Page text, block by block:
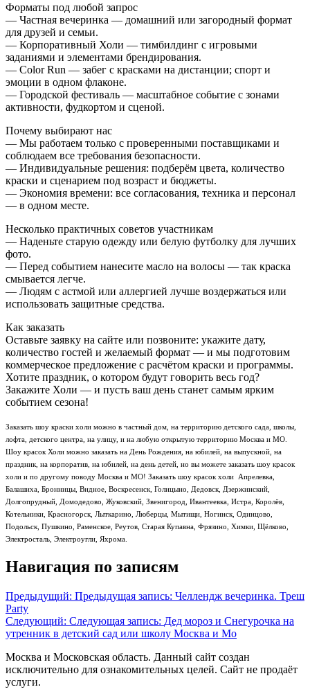
Форматы под любой запрос
— Частная вечеринка — домашний или загородный формат
для друзей и семьи.
— Корпоративный Холи — тимбилдинг с игровыми
заданиями и элементами брендирования.
— Color Run — забег с красками на дистанции; спорт и
эмоции в одном флаконе.
— Городской фестиваль — масштабное событие с зонами
активности, фудкортом и сценой.
Почему выбирают нас
— Мы работаем только с проверенными поставщиками и
соблюдаем все требования безопасности.
— Индивидуальные решения: подберём цвета, количество
краски и сценарием под возраст и бюджеты.
— Экономия времени: все согласования, техника и персонал
— в одном месте.
Несколько практичных советов участникам
— Наденьте старую одежду или белую футболку для лучших
фото.
— Перед событием нанесите масло на волосы — так краска
смывается легче.
— Людям с астмой или аллергией лучше воздержаться или
использовать защитные средства.
Как заказать
Оставьте заявку на сайте или позвоните: укажите дату,
количество гостей и желаемый формат — и мы подготовим
коммерческое предложение с расчётом краски и программы.
Хотите праздник, о котором будут говорить весь год?
Закажите Холи — и пусть ваш день станет самым ярким
событием сезона!
Заказать шоу краски холи можно в частный дом, на территорию детского сада, школы,
лофта, детского центра, на улицу, и на любую открытую территорию Москва и МО.
Шоу красок Холи можно заказать на День Рождения, на юбилей, на выпускной, на
праздник, на корпоратив, на юбилей, на день детей, но вы можете заказать шоу красок
холи и по другому поводу Москва и МО! Заказать шоу красок холи Апрелевка,
Балашиха, Бронницы, Видное, Воскресенск, Голицыно, Дедовск, Дзержинский,
Долгопрудный, Домодедово, Жуковский, Звенигород, Ивантеевка, Истра, Королёв,
Котельники, Красногорск, Лыткарино, Люберцы, Мытищи, Ногинск, Одинцово,
Подольск, Пушкино, Раменское, Реутов, Старая Купавна, Фрязино, Химки, Щёлково,
Электросталь, Электроугли, Яхрома.
Навигация по записям
Предыдущий: Предыдущая запись: Челлендж вечеринка. Треш
Party
Следующий: Следующая запись: Дед мороз и Снегурочка на
утренник в детский сад или школу Москва и Мо
Москва и Московская область. Данный сайт создан
исключительно для ознакомительных целей. Сайт не продаёт
услуги.